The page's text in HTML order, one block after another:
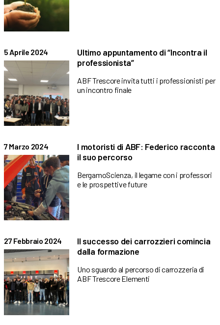
5 Aprile 2024
Ultimo appuntamento di “Incontra il
professionista”
ABF Trescore invita tutti i professionisti per
un incontro finale
7 Marzo 2024
I motoristi di ABF: Federico racconta
il suo percorso
BergamoScienza, il legame con i professori
e le prospettive future
27 Febbraio 2024
Il successo dei carrozzieri comincia
dalla formazione
Uno sguardo al percorso di carrozzeria di
ABF Trescore Elementi